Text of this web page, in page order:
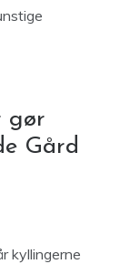
gør
Gård
kyllingerne